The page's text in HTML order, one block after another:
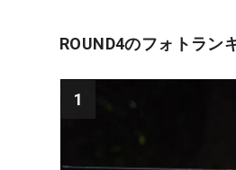
ROUND4のフォトラン
1